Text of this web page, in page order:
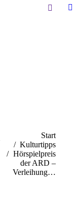
Search:
Sie befinden sich hier:
Start
Kulturtipps
Hörspielpreis
der ARD –
Verleihung…